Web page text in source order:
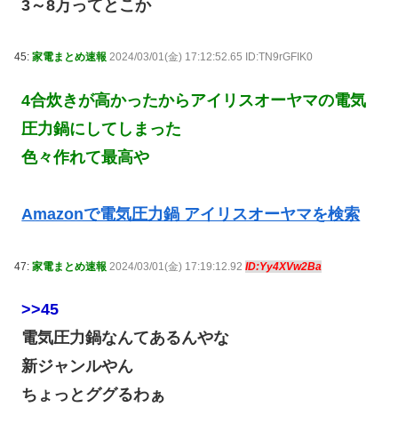
3～8万ってとこか
45: 家電まとめ速報 2024/03/01(金) 17:12:52.65 ID:TN9rGFIK0
4合炊きが高かったからアイリスオーヤマの電気
圧力鍋にしてしまった
色々作れて最高や
Amazonで電気圧力鍋 アイリスオーヤマを検索
47: 家電まとめ速報 2024/03/01(金) 17:19:12.92 ID:Yy4XVw2Ba
>>45
電気圧力鍋なんてあるんやな
新ジャンルやん
ちょっとググるわぁ